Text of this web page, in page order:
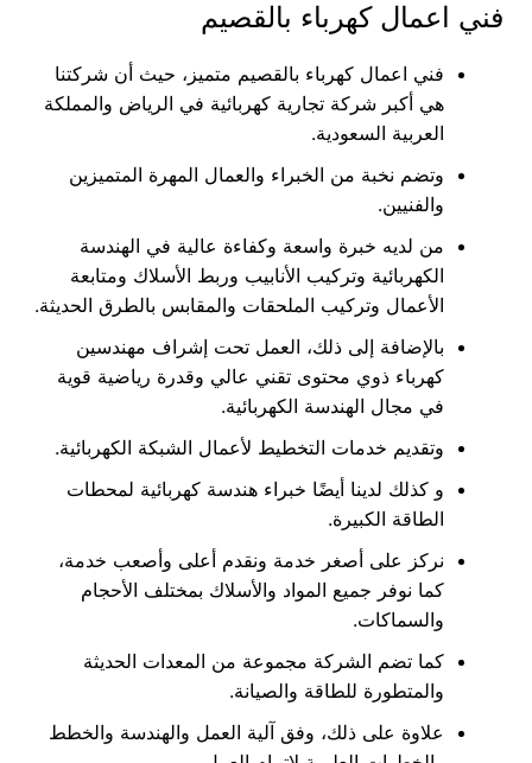
فني اعمال كهرباء بالقصيم
فني اعمال كهرباء بالقصيم متميز، حيث أن شركتنا
هي أكبر شركة تجارية كهربائية في الرياض والمملكة
العربية السعودية.
وتضم نخبة من الخبراء والعمال المهرة المتميزين
والفنيين.
من لديه خبرة واسعة وكفاءة عالية في الهندسة
الكهربائية وتركيب الأنابيب وربط الأسلاك ومتابعة
الأعمال وتركيب الملحقات والمقابس بالطرق الحديثة.
بالإضافة إلى ذلك، العمل تحت إشراف مهندسين
كهرباء ذوي محتوى تقني عالي وقدرة رياضية قوية
في مجال الهندسة الكهربائية.
وتقديم خدمات التخطيط لأعمال الشبكة الكهربائية.
و كذلك لدينا أيضًا خبراء هندسة كهربائية لمحطات
الطاقة الكبيرة.
نركز على أصغر خدمة ونقدم أعلى وأصعب خدمة،
كما نوفر جميع المواد والأسلاك بمختلف الأحجام
والسماكات.
كما تضم ​​الشركة مجموعة من المعدات الحديثة
والمتطورة للطاقة والصيانة.
علاوة على ذلك، وفق آلية العمل والهندسة والخطط